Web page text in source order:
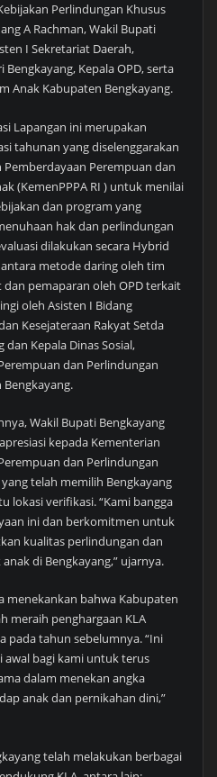
Perlindungan Khusus
A Rachman, Wakil Bupati
I Sekretariat Daerah,
Bengkayang, Kepala OPD, serta
Anak Kabupaten Bengkayang.
Lapangan ini merupakan
tahunan yang diselenggarakan
Perempuan dan
(KemenPPPA RI ) untuk menilai
dan program yang
hak dan perlindungan
dilakukan secara Hybrid
metode daring oleh tim
pemaparan oleh OPD terkait
oleh Asisten I Bidang
Kesejateraan Rakyat Setda
dan Kepala Dinas Sosial,
dan Perlindungan
Wakil Bupati Bengkayang
kepada Kementerian
dan Perlindungan
yang telah memilih Bengkayang
lokasi verifikasi. “Kami bangga
ini dan berkomitmen untuk
kualitas perlindungan dan
di Bengkayang,” ujarnya.
menekankan bahwa Kabupaten
meraih penghargaan KLA
pada tahun sebelumnya. “Ini
awal bagi kami untuk terus
dalam menekan angka
anak dan pernikahan dini,”
telah melakukan berbagai